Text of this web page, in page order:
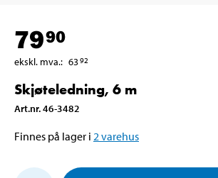
7990
ekskl. mva.: 6392
Skjøteledning, 6 m
Art.nr.46-3482
Finnes på lager i 2 varehus